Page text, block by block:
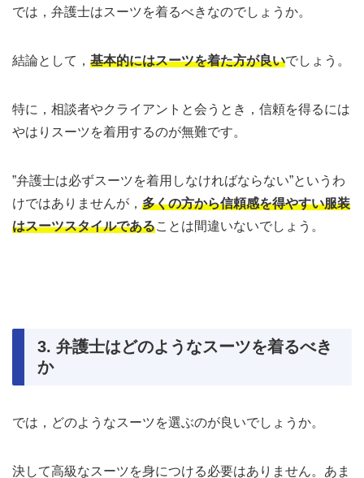
では，弁護士はスーツを着るべきなのでしょうか。
結論として， 基本的にはスーツを着た方が良いでしょう。
特に，相談者やクライアントと会うとき，信頼を得るには
やはりスーツを着用するのが無難です。
”弁護士は必ずスーツを着用しなければならない”というわ
けではありませんが， 多くの方から信頼感を得やすい服装
はスーツスタイルであることは間違いないでしょう。
3. 弁護士はどのようなスーツを着るべき
か
では，どのようなスーツを選ぶのが良いでしょうか。
決して高級なスーツを身につける必要はありません。あま